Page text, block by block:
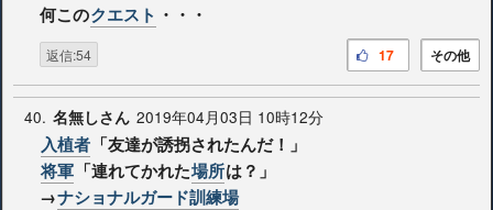
何このクエスト ・・・
返信:54 その他
17
40. 名無しさん 2019年04月03日 10時12分
入植者 「友達が誘拐されたんだ！」
将軍 「連れてかれた場所は？」
→ナショナルガード訓練場